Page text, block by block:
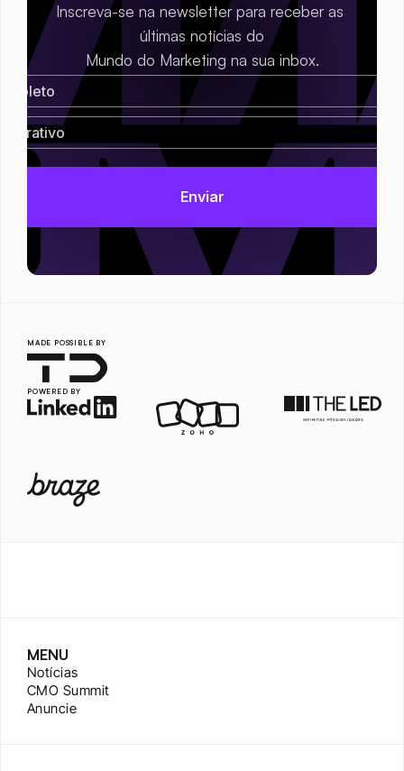
Inscreva-se na newsletter para receber as
últimas notícias do
Mundo do Marketing na sua inbox.
MADE POSSIBLE BY
POWERED BY
MENU
Notícias
CMO Summit
Anuncie